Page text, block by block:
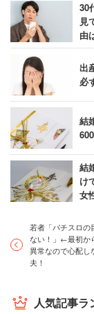
30
見
由
出
必
結
結
け
女
若者「パチスロの
ない！」←最初か
異常なので心配し
夫！
人気記事ラ